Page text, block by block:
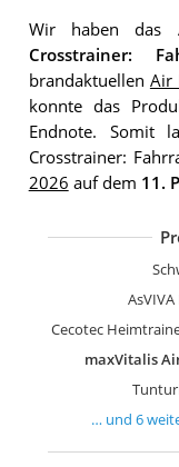
Wir haben das
Crosstrainer:
brandaktuellen Air
konnte das
Endnote. Somit
Crosstrainer:
2026 auf dem 11.
… und 6